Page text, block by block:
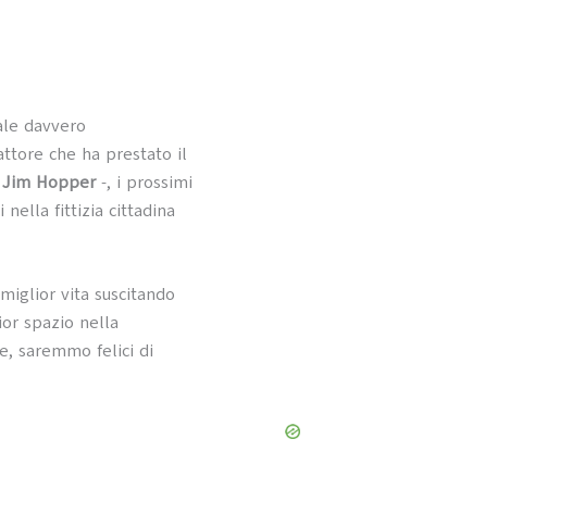
davvero
che ha prestato il
Jim Hopper-, i prossimi
nella fittizia cittadina
vita suscitando
spazio nella
saremmo felici di